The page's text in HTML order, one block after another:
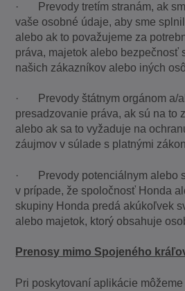
· Prevody tretím stranám, ak
vaše osobné údaje, aby sme
alebo ak to považujeme za
práva, majetok alebo bezpečnosť
našich zákazníkov alebo iných
· Prevody štátnym orgánom a/
presadzovanie práva, ak sú na to
alebo ak sa to vyžaduje na
záujmov v súlade s platnými
· Prevody potenciálnym alebo
v prípade, že spoločnosť Honda
skupiny Honda predá akúkoľvek
alebo majetok, ktorý obsahuje
Prenosy mimo Spojeného
Pri poskytovaní aplikácie